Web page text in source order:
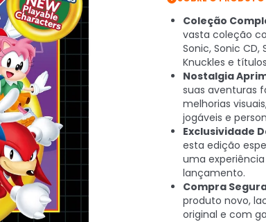
Coleção
vasta coleção
Sonic, Sonic CD,
Knuckles e
Nostalgia
suas aventuras
melhorias
jogáveis e
Exclusividade
esta edição
uma
lançamento.
Compra
produto novo,
original e com